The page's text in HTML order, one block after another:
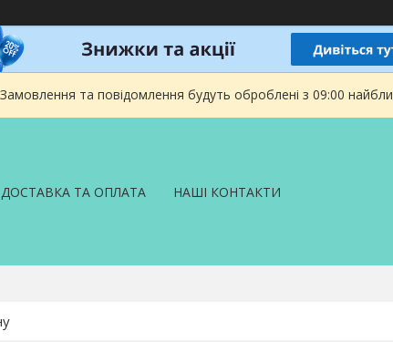
та повідомлення будуть оброблені з 09:00
ДОСТАВКА ТА ОПЛАТА НАШІ КОНТАКТИ